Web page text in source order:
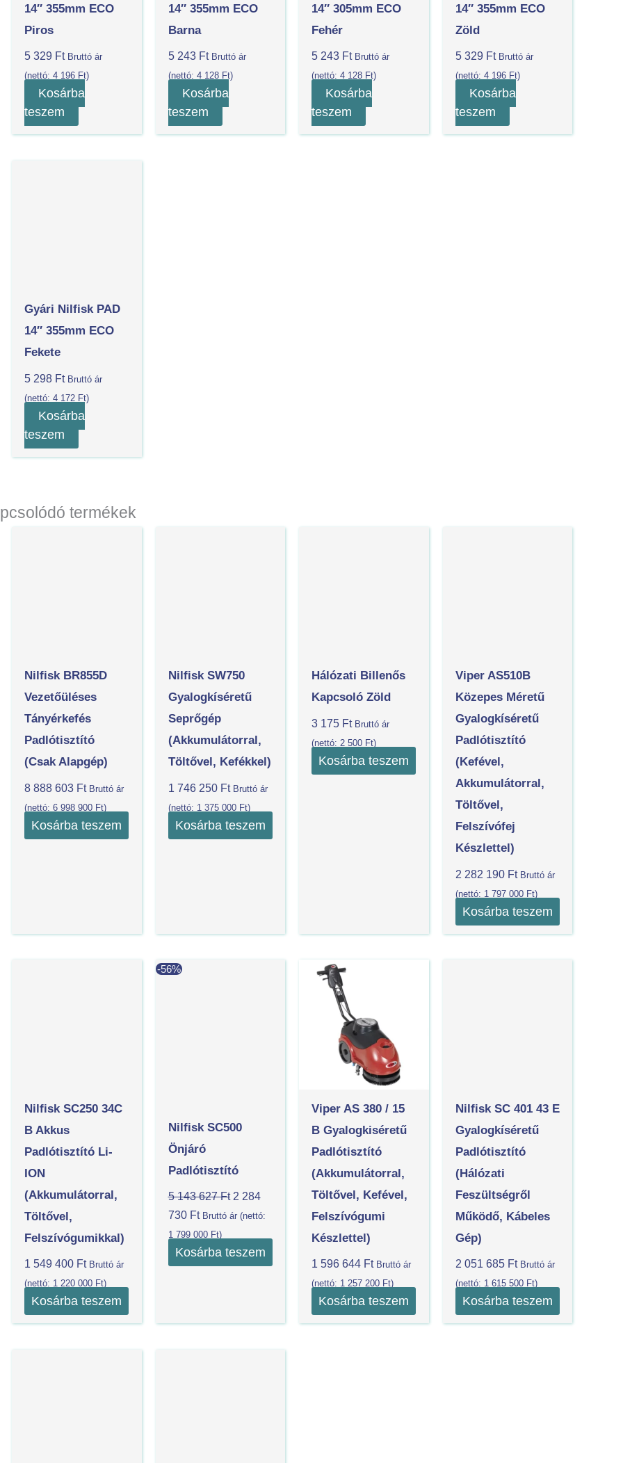
14″ 355mm ECO
Piros
5 329 Ft Bruttó ár
(nettó: 4 196 Ft)
Kosárba
teszem
14″ 355mm ECO
Barna
5 243 Ft Bruttó ár
(nettó: 4 128 Ft)
Kosárba
teszem
14″ 305mm ECO
Fehér
5 243 Ft Bruttó ár
(nettó: 4 128 Ft)
Kosárba
teszem
14″ 355mm ECO
Zöld
5 329 Ft Bruttó ár
(nettó: 4 196 Ft)
Kosárba
teszem
Gyári Nilfisk PAD
14″ 355mm ECO
Fekete
5 298 Ft Bruttó ár
(nettó: 4 172 Ft)
Kosárba
teszem
termékek
Nilfisk BR855D
Vezetőüléses
Tányérkefés
Padlótisztító
(csak Alapgép)
8 888 603 Ft Bruttó ár
(nettó: 6 998 900 Ft)
Kosárba teszem
Nilfisk SW750
Gyalogkíséretű
Seprőgép
(akkumulátorral,
Töltővel, Kefékkel)
1 746 250 Ft Bruttó ár
(nettó: 1 375 000 Ft)
Kosárba teszem
Hálózati Billenős
Kapcsoló Zöld
3 175 Ft Bruttó ár
(nettó: 2 500 Ft)
Kosárba teszem
Viper AS510B
Közepes Méretű
Gyalogkíséretű
Padlótisztító
(kefével,
Akkumulátorral,
Töltővel,
Felszívófej
Készlettel)
2 282 190 Ft Bruttó ár
(nettó: 1 797 000 Ft)
Kosárba teszem
Nilfisk SC250 34C
B Akkus
Padlótisztító Li-
ION
(akkumulátorral,
Töltővel,
Felszívógumikkal)
1 549 400 Ft Bruttó ár
(nettó: 1 220 000 Ft)
Kosárba teszem
-56%
Nilfisk SC500
Önjáró
Padlótisztító
5 143 627Ft 2 284
730 Ft Bruttó ár (nettó:
1 799 000 Ft)
Kosárba teszem
Viper AS 380 / 15
B Gyalogkiséretű
Padlótisztító
(akkumulátorral,
Töltővel, Kefével,
Felszívógumi
Készlettel)
1 596 644 Ft Bruttó ár
(nettó: 1 257 200 Ft)
Kosárba teszem
Nilfisk SC 401 43 E
Gyalogkíséretű
Padlótisztító
(Hálózati
Feszültségről
Működő, Kábeles
Gép)
2 051 685 Ft Bruttó ár
(nettó: 1 615 500 Ft)
Kosárba teszem